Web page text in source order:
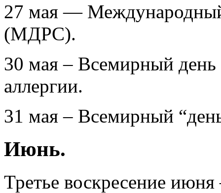
27 мая — Международный
(МДРС).
30 мая – Всемирный
аллергии.
31 мая – Всемирный
Июнь.
Третье воскресение